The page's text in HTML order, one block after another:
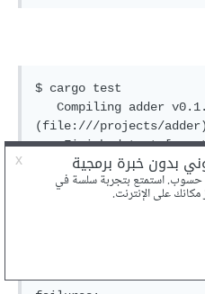
$ cargo test
(file:///projects/adder)
    Finished test [unoptimized + debuginfo]
target(s) in 0.61s
     Running unittests src/lib.rs
(target/debug/deps/